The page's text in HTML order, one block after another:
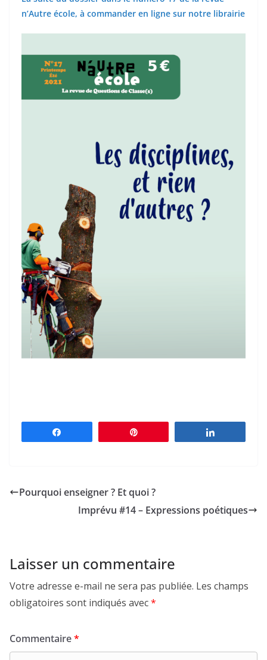
n’Autre école, à commander en ligne sur notre librairie
Pourquoi enseigner ? Et quoi ?
Imprévu #14 – Expressions poétiques
Laisser un commentaire
Votre adresse e-mail ne sera pas publiée. Les champs
obligatoires sont indiqués avec*
Commentaire*